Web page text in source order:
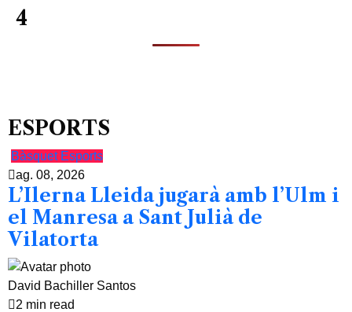
4
ESPORTS
Bàsquet Esports
ag. 08, 2026
L’Ilerna Lleida jugarà amb l’Ulm i
el Manresa a Sant Julià de
Vilatorta
David Bachiller Santos
2 min read